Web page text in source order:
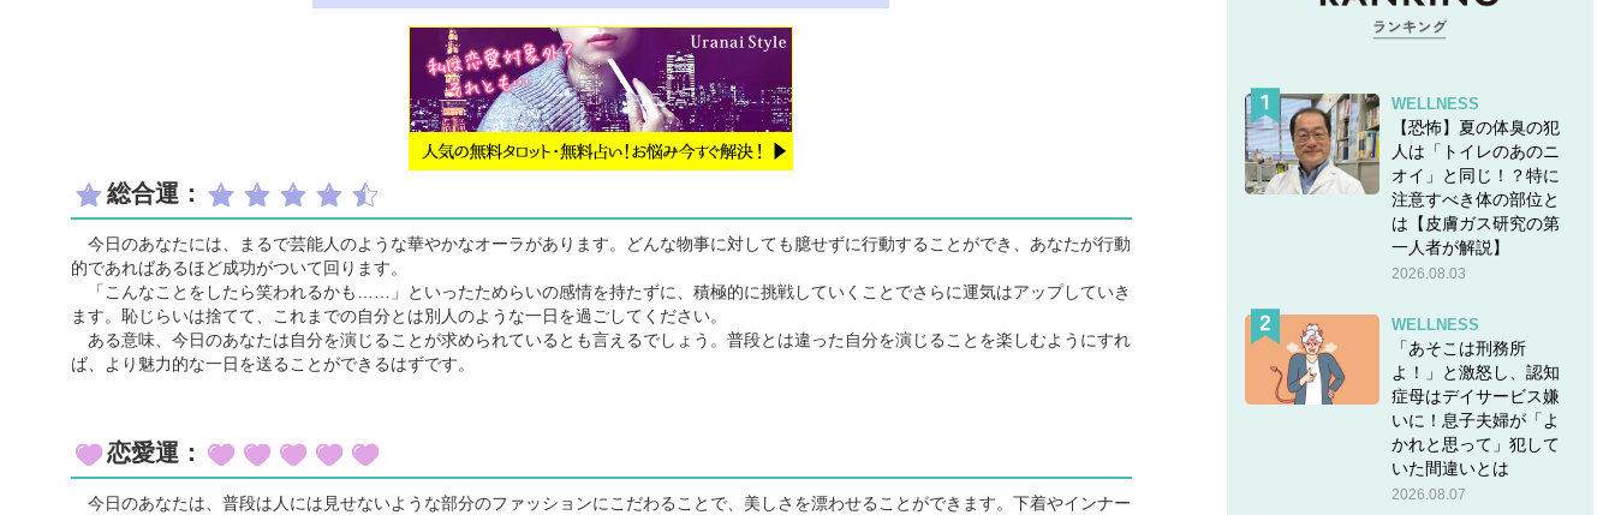
総合運：
今日のあなたには、まるで芸能人のような華やかなオーラがあります。どんな物事に対しても臆せずに行動することができ、あなたが行動
的であればあるほど成功がついて回ります。
「こんなことをしたら笑われるかも……」といったためらいの感情を持たずに、積極的に挑戦していくことでさらに運気はアップしていき
ます。恥じらいは捨てて、これまでの自分とは別人のような一日を過ごしてください。
ある意味、今日のあなたは自分を演じることが求められているとも言えるでしょう。普段とは違った自分を演じることを楽しむようにすれ
ば、より魅力的な一日を送ることができるはずです。
恋愛運：
今日のあなたは、普段は人には見せないような部分のファッションにこだわることで、美しさを漂わせることができます。下着やインナー
WELLNESS
【恐怖】夏の体臭の犯
人は「トイレのあのニ
オイ」と同じ！？特に
注意すべき体の部位と
は【皮膚ガス研究の第
一人者が解説】
2026.08.03
WELLNESS
「あそこは刑務所
よ！」と激怒し、認知
症母はデイサービス嫌
いに！息子夫婦が「よ
かれと思って」犯して
いた間違いとは
2026.08.07